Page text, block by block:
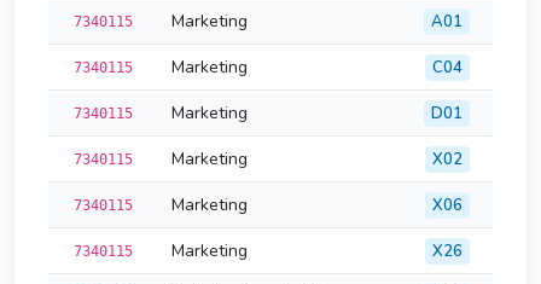
7340115 Marketing A01
7340115 Marketing C04
7340115 Marketing D01
7340115 Marketing X02
7340115 Marketing X06
7340115 Marketing X26